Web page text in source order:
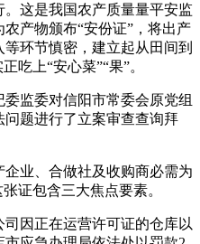
这是我国农产质量量平安监
产物颁布“安份证”，将出产
环节慎密，建立起从田间到
吃上“安心菜”“果”。
监委对信阳市常委会原党组
题进行了立案审查查询拜
业、合做社及收购商必需为
证包含三大焦点要素。
因正在运营许可证的仓库以